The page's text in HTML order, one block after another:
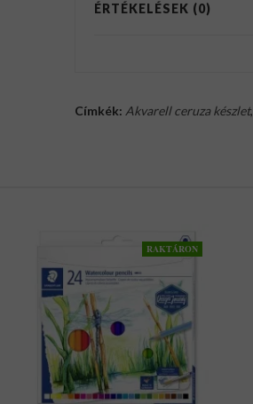
ÉRTÉKELÉSEK (0)
Címkék: Akvarell ceruza készlet,
RAKTÁRON